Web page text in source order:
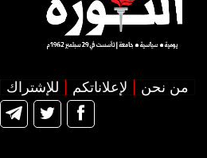
من نحن لإعلاناتكم للإشتراك